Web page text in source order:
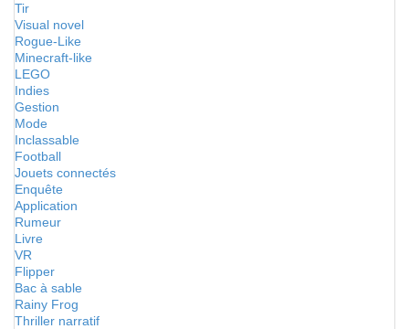
Tir
Visual novel
Rogue-Like
Minecraft-like
LEGO
Indies
Gestion
Mode
Inclassable
Football
Jouets connectés
Enquête
Application
Rumeur
Livre
VR
Flipper
Bac à sable
Rainy Frog
Thriller narratif